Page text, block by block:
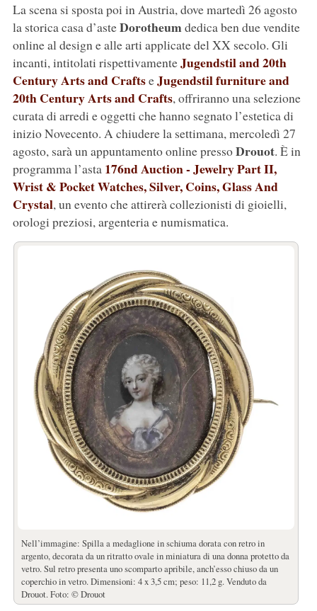
La scena si sposta poi in Austria, dove martedì 26 agosto
la storica casa d’asteDorotheumdedica ben due vendite
online al design e alle arti applicate del XX secolo. Gli
incanti, intitolati rispettivamenteJugendstil and 20th
Century Arts and CraftseJugendstil furniture and
20th Century Arts and Crafts, offriranno una selezione
curata di arredi e oggetti che hanno segnato l’estetica di
inizio Novecento. A chiudere la settimana, mercoledì 27
agosto, sarà un appuntamento online pressoDrouot. È in
programma l’asta 176nd Auction - Jewelry Part II,
Wrist & Pocket Watches, Silver, Coins, Glass And
Crystal, un evento che attirerà collezionisti di gioielli,
orologi preziosi, argenteria e numismatica.
Nell’immagine: Spilla a medaglione in schiuma dorata con retro in
argento, decorata da un ritratto ovale in miniatura di una donna protetto da
vetro. Sul retro presenta uno scomparto apribile, anch’esso chiuso da un
coperchio in vetro. Dimensioni: 4 x 3,5 cm; peso: 11,2 g. Venduto da
Drouot. Foto: © Drouot